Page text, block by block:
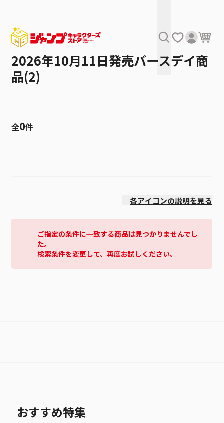
2026年10月11日発売バースデイ商
品(2)
全0件
各アイコンの説明を見る
ご指定の条件に一致する商品は見つかりませんでし
た。
検索条件を変更して、再度お試しください。
おすすめ特集